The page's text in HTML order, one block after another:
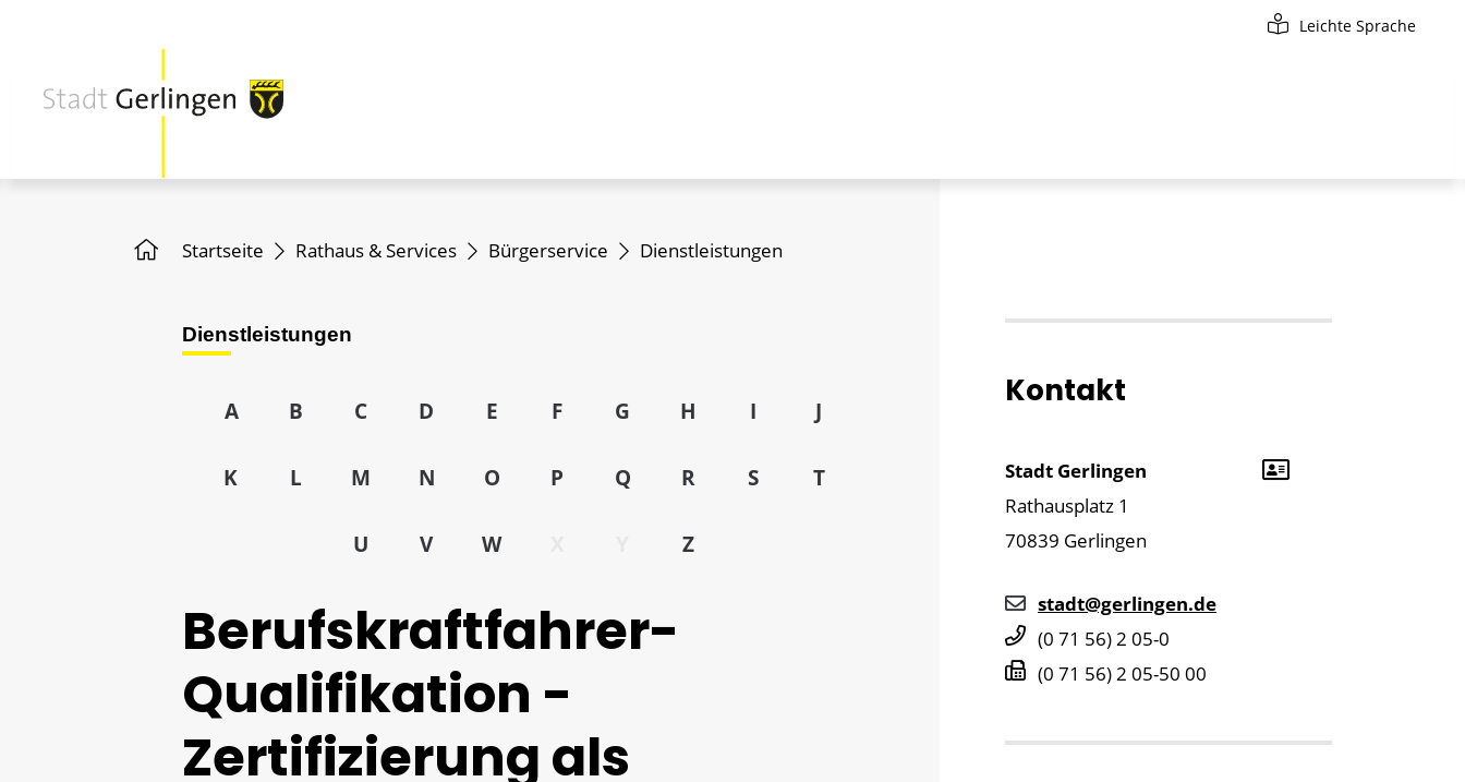
Leichte Sprache
Startseite Rathaus & Services Bürgerservice Dienstleistungen
Dienstleistungen
A B C D E F G H I J
K L M N O P Q R S T
U V W Z
Berufskraftfahrer-
Qualifikation -
Zertifizierung als
Kontakt
Stadt Gerlingen
Rathausplatz 1
70839 Gerlingen
stadt@gerlingen.de
(0 71 56) 2 05-0
(0 71 56) 2 05-50 00